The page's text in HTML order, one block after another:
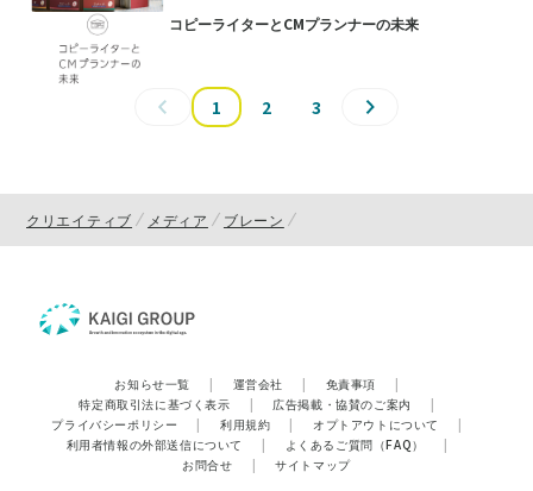
コピーライターとCMプランナーの未来
1 2 3
クリエイティブ メディア ブレーン
お知らせ一覧 | 運営会社 | 免責事項
|
特定商取引法に基づく表示
| 広告掲載・協賛のご案内
|
プライバシーポリシー
| 利用規約 | オプトアウトについて
|
利用者情報の外部送信について
| よくあるご質問（FAQ）
|
お問合せ
| サイトマップ